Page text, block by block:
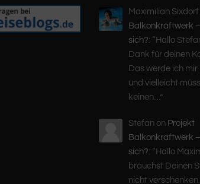
Maximilian Sixdorf
Balkonkraftwerk
sich?: “ Hallo
Dank für deinen
Das werde ich
und vielleicht
keinen… ”
Stefan on Projekt
Balkonkraftwerk
sich?: “ Hallo
brauchst Deinen
nicht